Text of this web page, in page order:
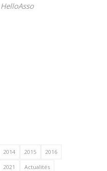
HelloAsso
2014 2015 2016
2021 Actualités